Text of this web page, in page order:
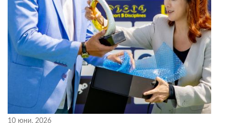
10 юни, 2026